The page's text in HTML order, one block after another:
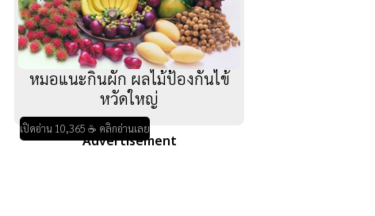
หมอแนะกินผัก ผลไม้ป้องกันไข้
หวัดใหญ่
เปิดอ่าน 10,365 ☕ คลิกอ่านเลย
Advertisement